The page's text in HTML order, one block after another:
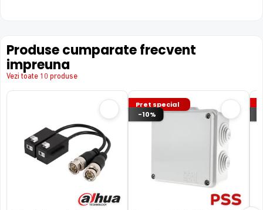
Produse cumparate frecvent
impreuna
Vezi toate 10 produse
Pret special
-10%